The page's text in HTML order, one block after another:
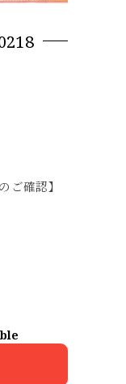
ご確認】